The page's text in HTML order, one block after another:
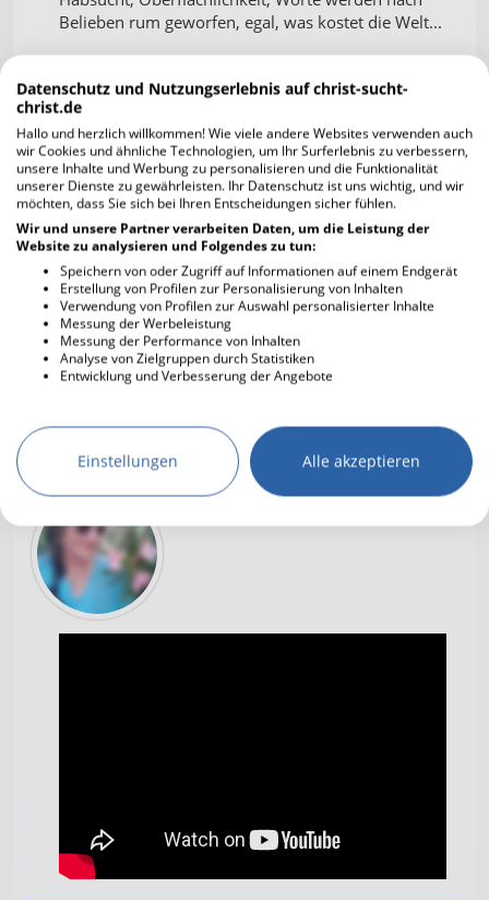
Belieben rum geworfen, egal, was kostet die Welt...
durch seinen heiligen Geist in uns lebt.
danke
perlental
30.06.2025 09:20
war am Samstag auf der Straße im
Park u hab Menschen angesprochen
und gebetet für sie und Evangelium
erklärt, viele Muslime unterwegs
und auch da interessante Gespräche
gehabt und den Heiligen Geist
wirken lassen. So herrlich. Ich liebe es
paloma 30.06.2025 10:00
Datenschutz und Nutzungserlebnis auf christ-sucht-
christ.de
Hallo und herzlich willkommen! Wie viele andere Websites verwenden auch
wir Cookies und ähnliche Technologien, um Ihr Surferlebnis zu verbessern,
unsere Inhalte und Werbung zu personalisieren und die Funktionalität
unserer Dienste zu gewährleisten. Ihr Datenschutz ist uns wichtig, und wir
möchten, dass Sie sich bei Ihren Entscheidungen sicher fühlen.
Wir und unsere Partner verarbeiten Daten, um die Leistung der
Website zu analysieren und Folgendes zu tun:
Speichern von oder Zugriff auf Informationen auf einem Endgerät
Erstellung von Profilen zur Personalisierung von Inhalten
Verwendung von Profilen zur Auswahl personalisierter Inhalte
Messung der Werbeleistung
Messung der Performance von Inhalten
Analyse von Zielgruppen durch Statistiken
Entwicklung und Verbesserung der Angebote
Einstellungen Alle akzeptieren